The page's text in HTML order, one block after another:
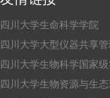
四川大学生命科学学院
四川大学大型仪器共享
四川大学生物科学国家
四川大学生物资源与生